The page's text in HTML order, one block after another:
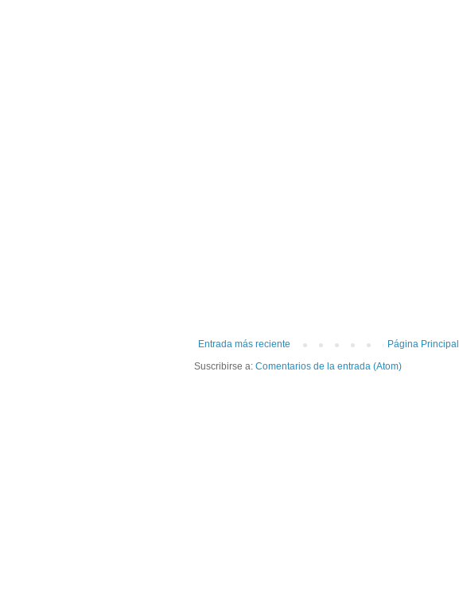
Entrada más reciente
Página Principal
Suscribirse a: Comentarios de la entrada (Atom)